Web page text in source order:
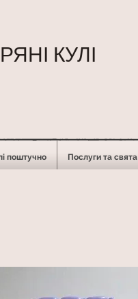
КУЛІ
поштучно Послуги та свята